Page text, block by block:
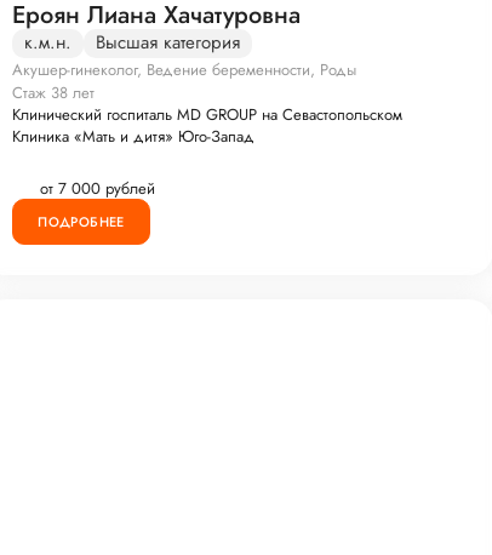
Ероян Лиана Хачатуровна
к.м.н. Высшая категория
Акушер-гинеколог, Ведение беременности, Роды
Стаж 38 лет
Клинический госпиталь MD GROUP на Севастопольском
Клиника «Мать и дитя» Юго-Запад
от 7 000 рублей
ПОДРОБНЕЕ